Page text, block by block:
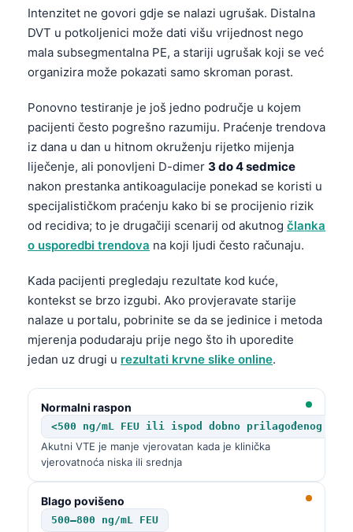
Intenzitet ne govori gdje se nalazi ugrušak. Distalna
DVT u potkoljenici može dati višu vrijednost nego
mala subsegmentalna PE, a stariji ugrušak koji se već
organizira može pokazati samo skroman porast.
Ponovno testiranje je još jedno područje u kojem
pacijenti često pogrešno razumiju. Praćenje trendova
iz dana u dan u hitnom okruženju rijetko mijenja
liječenje, ali ponovljeni D-dimer 3 do 4 sedmice
nakon prestanka antikoagulacije ponekad se koristi u
specijalističkom praćenju kako bi se procijenio rizik
od recidiva; to je drugačiji scenarij od akutnog članka
o usporedbi trendova na koji ljudi često računaju.
Kada pacijenti pregledaju rezultate kod kuće,
kontekst se brzo izgubi. Ako provjeravate starije
nalaze u portalu, pobrinite se da se jedinice i metoda
mjerenja podudaraju prije nego što ih uporedite
jedan uz drugi u rezultati krvne slike online.
Normalni raspon
<500 ng/mL FEU ili ispod dobno prilagođenog
Akutni VTE je manje vjerovatan kada je klinička
vjerovatnoća niska ili srednja
Blago povišeno
500–800 ng/mL FEU
ไทย
ភាសាខ្មែរ
Kiswahili
አማርኛ
Українська
O‘zbekcha
Català
Қазақ тілі
Suomi
Slovenčina
كوردی‎
پښتو
සිංහල
অসমীয়া
Galego
Latviešu valoda
Македонски јазик